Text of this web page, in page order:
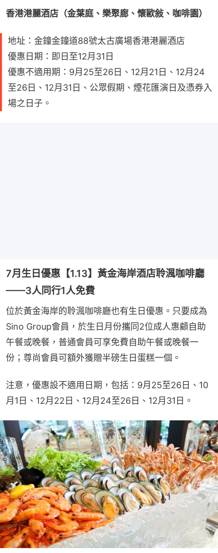
香港港麗酒店（金葉庭、樂聚廊、懷歐敍、咖啡園）
地址：金鐘金鐘道88號太古廣場香港港麗酒店
優惠日期：即日至12月31日
優惠不適用期：9月25至26日、12月21日、12月24
至26日、12月31日、公眾假期、煙花匯演日及憑券入
場之日子。
7月生日優惠【1.13】黃金海岸酒店聆渢咖啡廳
——3人同行1人免費
位於黃金海岸的聆渢咖啡廳也有生日優惠。只要成為
Sino Group會員，於生日月份攜同2位成人惠顧自助
午餐或晚餐，普通會員可享免費自助午餐或晚餐一
份；尊尚會員可額外獲贈半磅生日蛋糕一個。
注意，優惠設不適用日期，包括：9月25至26日、10
月1日、12月22日、12月24至26日、12月31日。